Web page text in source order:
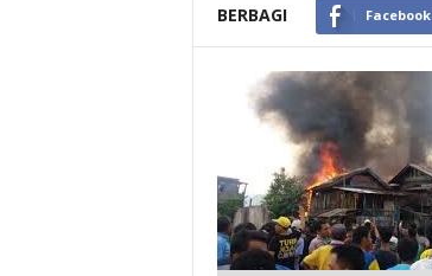
BERBAGI Facebook